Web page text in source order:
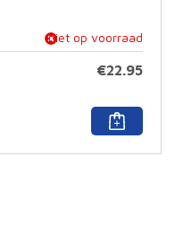
niet op voorraad
€22.95
Dit